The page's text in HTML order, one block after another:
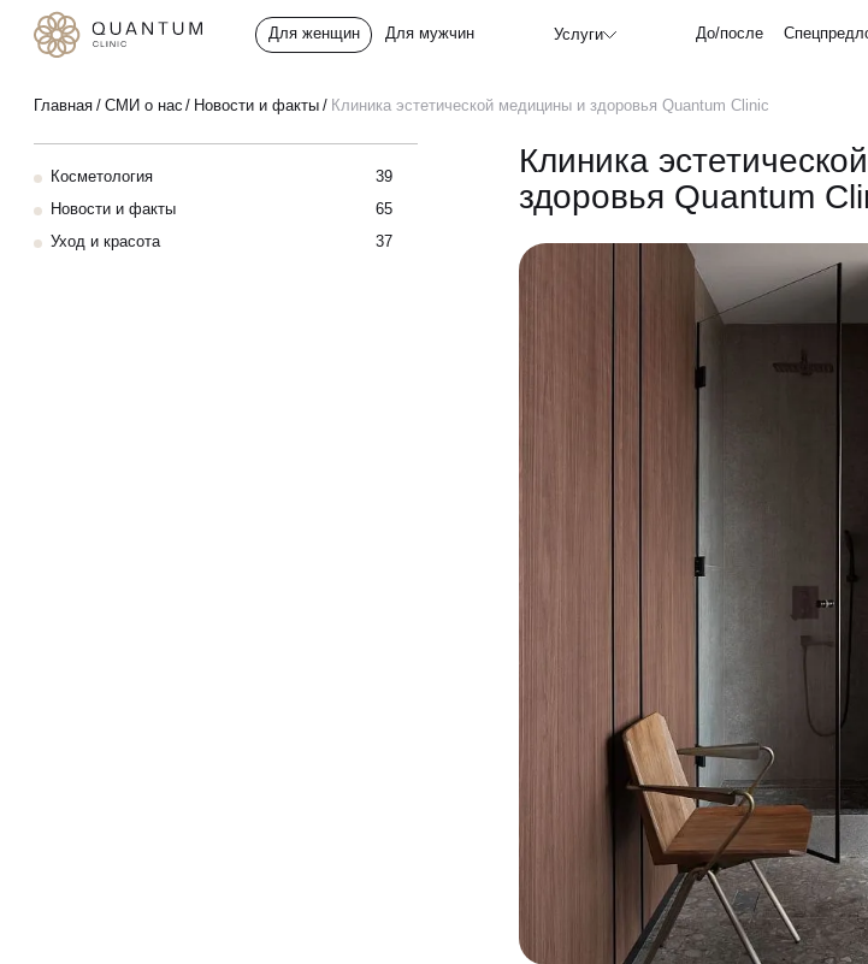
Для женщин Для мужчин Услуги До/после
Услуги
Консультативный приём
Инъекционная косметология
Проблемы
Главная СМИ о нас Новости и факты Клиника эстетической медицины и здоровья Quantum Clinic
Косметология
39
Новости и факты
65
Уход и красота
37
Клиника
здоровья Quantum